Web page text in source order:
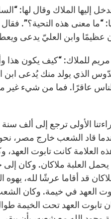
إليها الملاك وقال لها:
“ما معنى هذه التحية؟”.
للملاك: “كيف يكون هذا
الذي يولد منك يُدعى ابن
عاقرًا. فما من شيء غير
الأولى ترجع إلى ألف
قاد الشعب خارج مصر،
العلامة كانت تابوت
العلبة ملاكان. وكان
قد أقاما عرشًا لله،
العهد في خيمة. وكان الشعب
تابوت العهد تحت الخيمة